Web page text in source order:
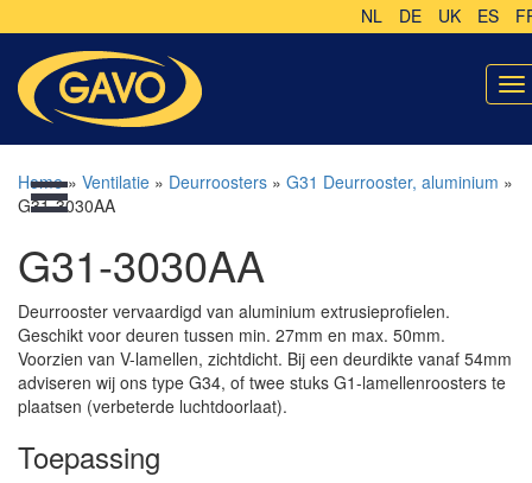
NL DE UK ES
Home» Ventilatie » Deurroosters » G31 Deurrooster, aluminium »
G31-3030AA
G31-3030AA
Deurrooster vervaardigd van aluminium extrusieprofielen.
Geschikt voor deuren tussen min. 27mm en max. 50mm.
Voorzien van V-lamellen, zichtdicht. Bij een deurdikte vanaf 54mm
adviseren wij ons type G34, of twee stuks G1-lamellenroosters te
plaatsen (verbeterde luchtdoorlaat).
Toepassing